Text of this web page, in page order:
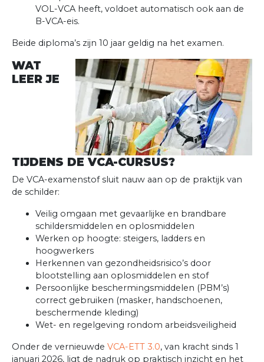
VOL-VCA heeft, voldoet automatisch ook aan de
B-VCA-eis.
Beide diploma’s zijn 10 jaar geldig na het examen.
WAT
LEER JE
TIJDENS DE VCA-CURSUS?
De VCA-examenstof sluit nauw aan op de praktijk van
de schilder:
Veilig omgaan met gevaarlijke en brandbare
schildersmiddelen en oplosmiddelen
Werken op hoogte: steigers, ladders en
hoogwerkers
Herkennen van gezondheidsrisico’s door
blootstelling aan oplosmiddelen en stof
Persoonlijke beschermingsmiddelen (PBM’s)
correct gebruiken (masker, handschoenen,
beschermende kleding)
Wet- en regelgeving rondom arbeidsveiligheid
Onder de vernieuwde VCA-ETT 3.0, van kracht sinds 1
januari 2026, ligt de nadruk op praktisch inzicht en het